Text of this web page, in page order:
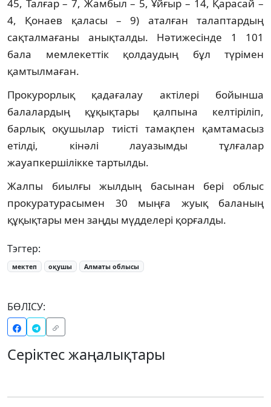
45, Талғар – 7, Жамбыл – 5, Ұйғыр – 14, Қарасай –
4, Қонаев қаласы – 9) аталған талаптардың
сақталмағаны анықталды. Нәтижесінде 1 101
бала мемлекеттік қолдаудың бұл түрімен
қамтылмаған.
Прокурорлық қадағалау актілері бойынша
балалардың құқықтары қалпына келтіріліп,
барлық оқушылар тиісті тамақпен қамтамасыз
етілді, кінәлі лауазымды тұлғалар
жауапкершілікке тартылды.
Жалпы биылғы жылдың басынан бері облыс
прокуратурасымен 30 мыңға жуық баланың
құқықтары мен заңды мүдделері қорғалды.
Тэгтер:
мектеп оқушы Алматы облысы
БӨЛІСУ:
Серіктес жаңалықтары